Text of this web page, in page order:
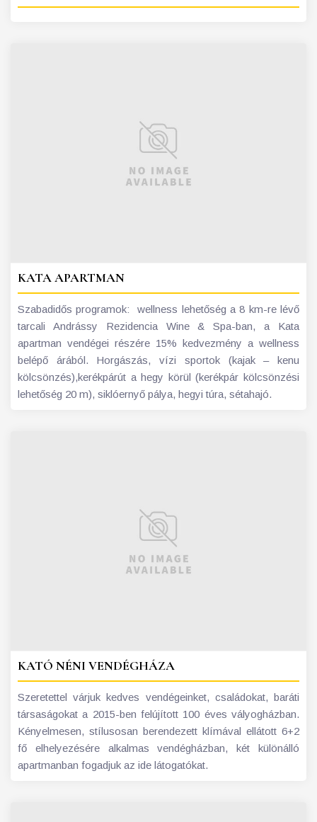
KATA APARTMAN
Szabadidős programok: wellness lehetőség a 8 km-re lévő
tarcali Andrássy Rezidencia Wine & Spa-ban, a Kata
apartman vendégei részére 15% kedvezmény a wellness
belépő árából. Horgászás, vízi sportok (kajak – kenu
kölcsönzés),kerékpárút a hegy körül (kerékpár kölcsönzési
lehetőség 20 m), siklóernyő pálya, hegyi túra, sétahajó.
KATÓ NÉNI VENDÉGHÁZA
Szeretettel várjuk kedves vendégeinket, családokat, baráti
társaságokat a 2015-ben felújított 100 éves vályogházban.
Kényelmesen, stílusosan berendezett klímával ellátott 6+2
fő elhelyezésére alkalmas vendégházban, két különálló
apartmanban fogadjuk az ide látogatókat.